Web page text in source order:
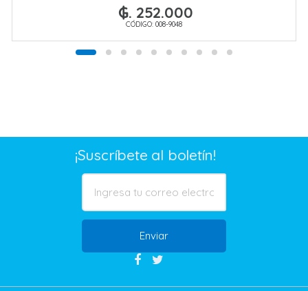
₲. 252.000
CÓDIGO: 008-9048
¡Suscríbete al boletín!
Enviar